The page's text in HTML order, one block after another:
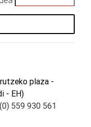
plaza -
- EH)
559 930 561